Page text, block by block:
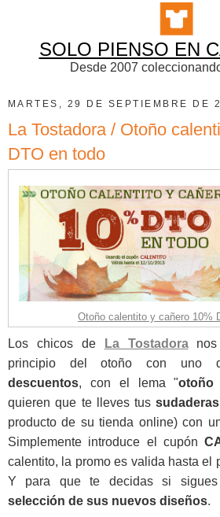
SOLO PIENSO EN
Desde 2007
MARTES, 29 DE SEPTIEMBRE DE
La Tostadora / Otoño
DTO en todo
Otoño calentito y cañero 10%
Los chicos de La Tostadoranos
principio del otoño con uno
descuentos, con el lema "otoño
quieren que te lleves tussudaderas
producto de su tienda online) con
Simplemente introduce el cupón
calentito, la promo es valida hasta el
Y para que te decidas si sigues
selección de sus nuevos diseños.